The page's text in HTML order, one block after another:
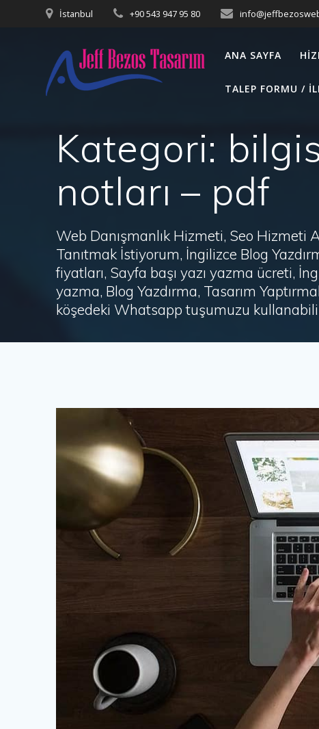
İstanbul +90 543 947 95 80
ANA SAYFA
TALEP FORMU /
Kategori:
notları – pdf
Web Danışmanlık Hizmeti, Seo Hizmeti
Tanıtmak İstiyorum, İngilizce Blog
fiyatları, Sayfa başı yazı yazma ücreti,
yazma, Blog Yazdırma, Tasarım
köşedeki Whatsapp tuşumuzu